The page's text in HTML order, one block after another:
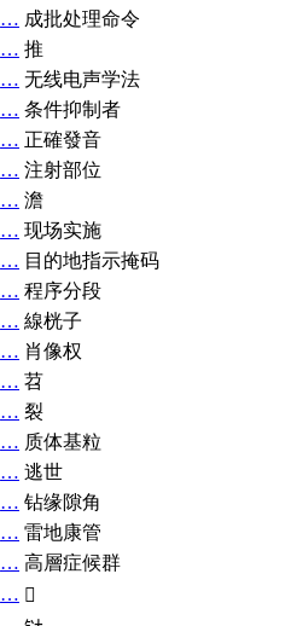
… 成批处理命令
… 推
… 无线电声学法
… 条件抑制者
… 正確發音
… 注射部位
… 澹
… 现场实施
… 目的地指示掩码
… 程序分段
… 線桄子
… 肖像权
… 苕
… 裂
… 质体基粒
… 逃世
… 钻缘隙角
… 雷地康管
… 高層症候群
… 𧘞